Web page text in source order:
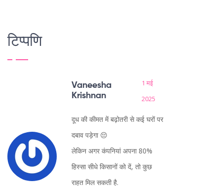
टिप्पणि
Vaneesha
Krishnan
1 मई
2025
दूध की कीमत में बढ़ोतरी से कई घरों पर
दबाव पड़ेगा 😔
लेकिन अगर कंपनियां अपना 80%
हिस्सा सीधे किसानों को दें, तो कुछ
राहत मिल सकती है.